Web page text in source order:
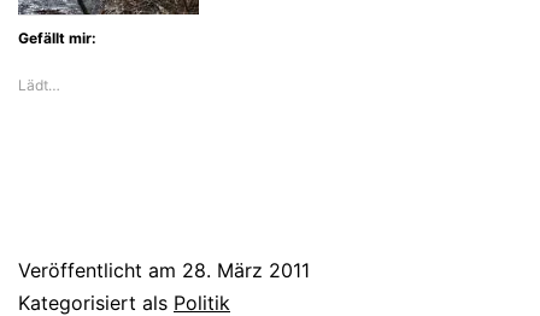
Gefällt mir:
Lädt…
Veröffentlicht am 28. März 2011
Kategorisiert als Politik